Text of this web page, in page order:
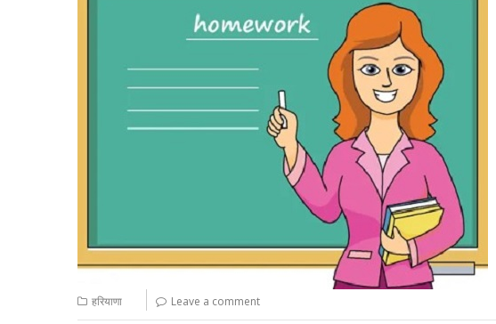
हरियाणा Leave a comment